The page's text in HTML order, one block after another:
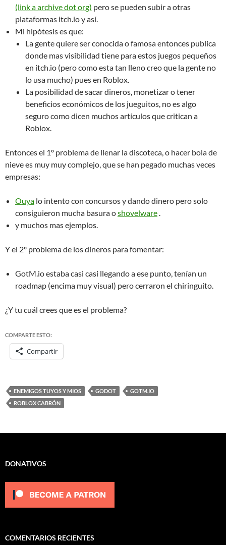
(link a archive dot org) pero se pueden subir a otras
plataformas itch.io y así.
Mi hipótesis es que:
La gente quiere ser conocida o famosa entonces publica
donde mas visibilidad tiene para estos juegos pequeños
en itch.io (pero como esta tan lleno creo que la gente no
lo usa mucho) pues en Roblox.
La posibilidad de sacar dineros, monetizar o tener
beneficios económicos de los jueguitos, no es algo
seguro como dicen muchos artículos que critican a
Roblox.
Entonces el 1º problema de llenar la discoteca, o hacer bola de
nieve es muy muy complejo, que se han pegado muchas veces
empresas:
Ouya lo intento con concursos y dando dinero pero solo
consiguieron mucha basura oshovelware.
y muchos mas ejemplos.
Y el 2º problema de los dineros para fomentar:
GotM.io estaba casi casi llegando a ese punto, tenían un
roadmap (encima muy visual) pero cerraron el chiringuito.
¿Y tu cuál crees que es el problema?
COMPARTE ESTO:
Compartir
ENEMIGOS TUYOS Y MIOS GODOT
GOTM.IO
ROBLOX CABRÓN
DONATIVOS
COMENTARIOS RECIENTES